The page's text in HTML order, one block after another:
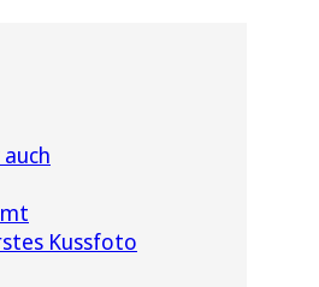
Kussfoto